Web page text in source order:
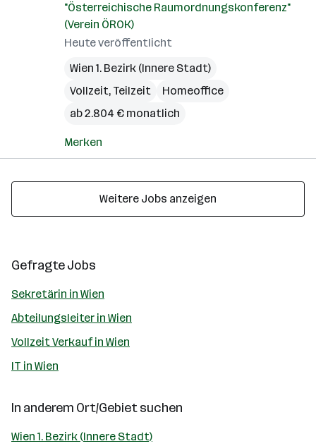
"Österreichische Raumordnungskonferenz"
(Verein ÖROK)
Heute veröffentlicht
Wien 1. Bezirk (Innere Stadt)
Vollzeit, Teilzeit
Homeoffice
ab 2.804 € monatlich
Merken
Weitere Jobs anzeigen
Gefragte Jobs
Sekretärin in Wien
Abteilungsleiter in Wien
Vollzeit Verkauf in Wien
IT in Wien
In anderem Ort/Gebiet suchen
Wien 1. Bezirk (Innere Stadt)